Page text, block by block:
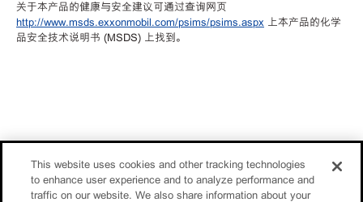
关于本产品的健康与安全建议可通过查询网页
http://www.msds.exxonmobil.com/psims/psims.aspx 上本产品的化学
品安全技术说明书 (MSDS) 上找到。
This website uses cookies and other tracking technologies
to enhance user experience and to analyze performance and
traffic on our website. We also share information about your